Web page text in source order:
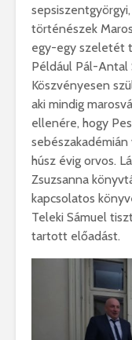
történészek
egy-egy szeletét
Például Pál-Antal
Köszvényesen
aki mindig
ellenére, hogy
húsz évig orvos.
Zsuzsanna
kapcsolatos
Teleki Sámuel
tartott előadást.